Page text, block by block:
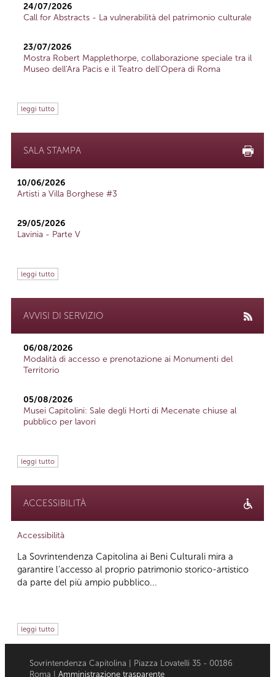
24/07/2026
Call for Abstracts - La vulnerabilità del patrimonio culturale
23/07/2026
Mostra Robert Mapplethorpe, collaborazione speciale tra il
Museo dell'Ara Pacis e il Teatro dell'Opera di Roma
leggi tutto
SALA STAMPA
10/06/2026
Artisti a Villa Borghese #3
29/05/2026
Lavinia - Parte V
leggi tutto
AVVISI DI SERVIZIO
06/08/2026
Modalità di accesso e prenotazione ai Monumenti del
Territorio
05/08/2026
Musei Capitolini: Sale degli Horti di Mecenate chiuse al
pubblico per lavori
leggi tutto
ACCESSIBILITÀ
Accessibilità
La Sovrintendenza Capitolina ai Beni Culturali mira a
garantire l’accesso al proprio patrimonio storico-artistico
da parte del più ampio pubblico...
leggi tutto
Sovrintendenza Capitolina | Piazza Lovatelli 35 - 00186
Roma | Amministrazione trasparente